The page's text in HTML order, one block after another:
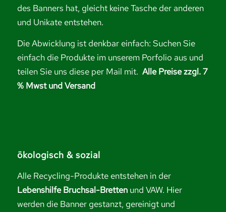
des Banners hat, gleicht keine Tasche der anderen
und Unikate entstehen.
Die Abwicklung ist denkbar einfach: Suchen Sie
einfach die Produkte im unserem Porfolio aus und
teilen Sie uns diese per Mail mit. Alle Preise zzgl. 7
% Mwst und Versand
ökologisch & sozial
Alle Recycling-Produkte entstehen in der
Lebenshilfe Bruchsal-Bretten und VAW. Hier
werden die Banner gestanzt, gereinigt und